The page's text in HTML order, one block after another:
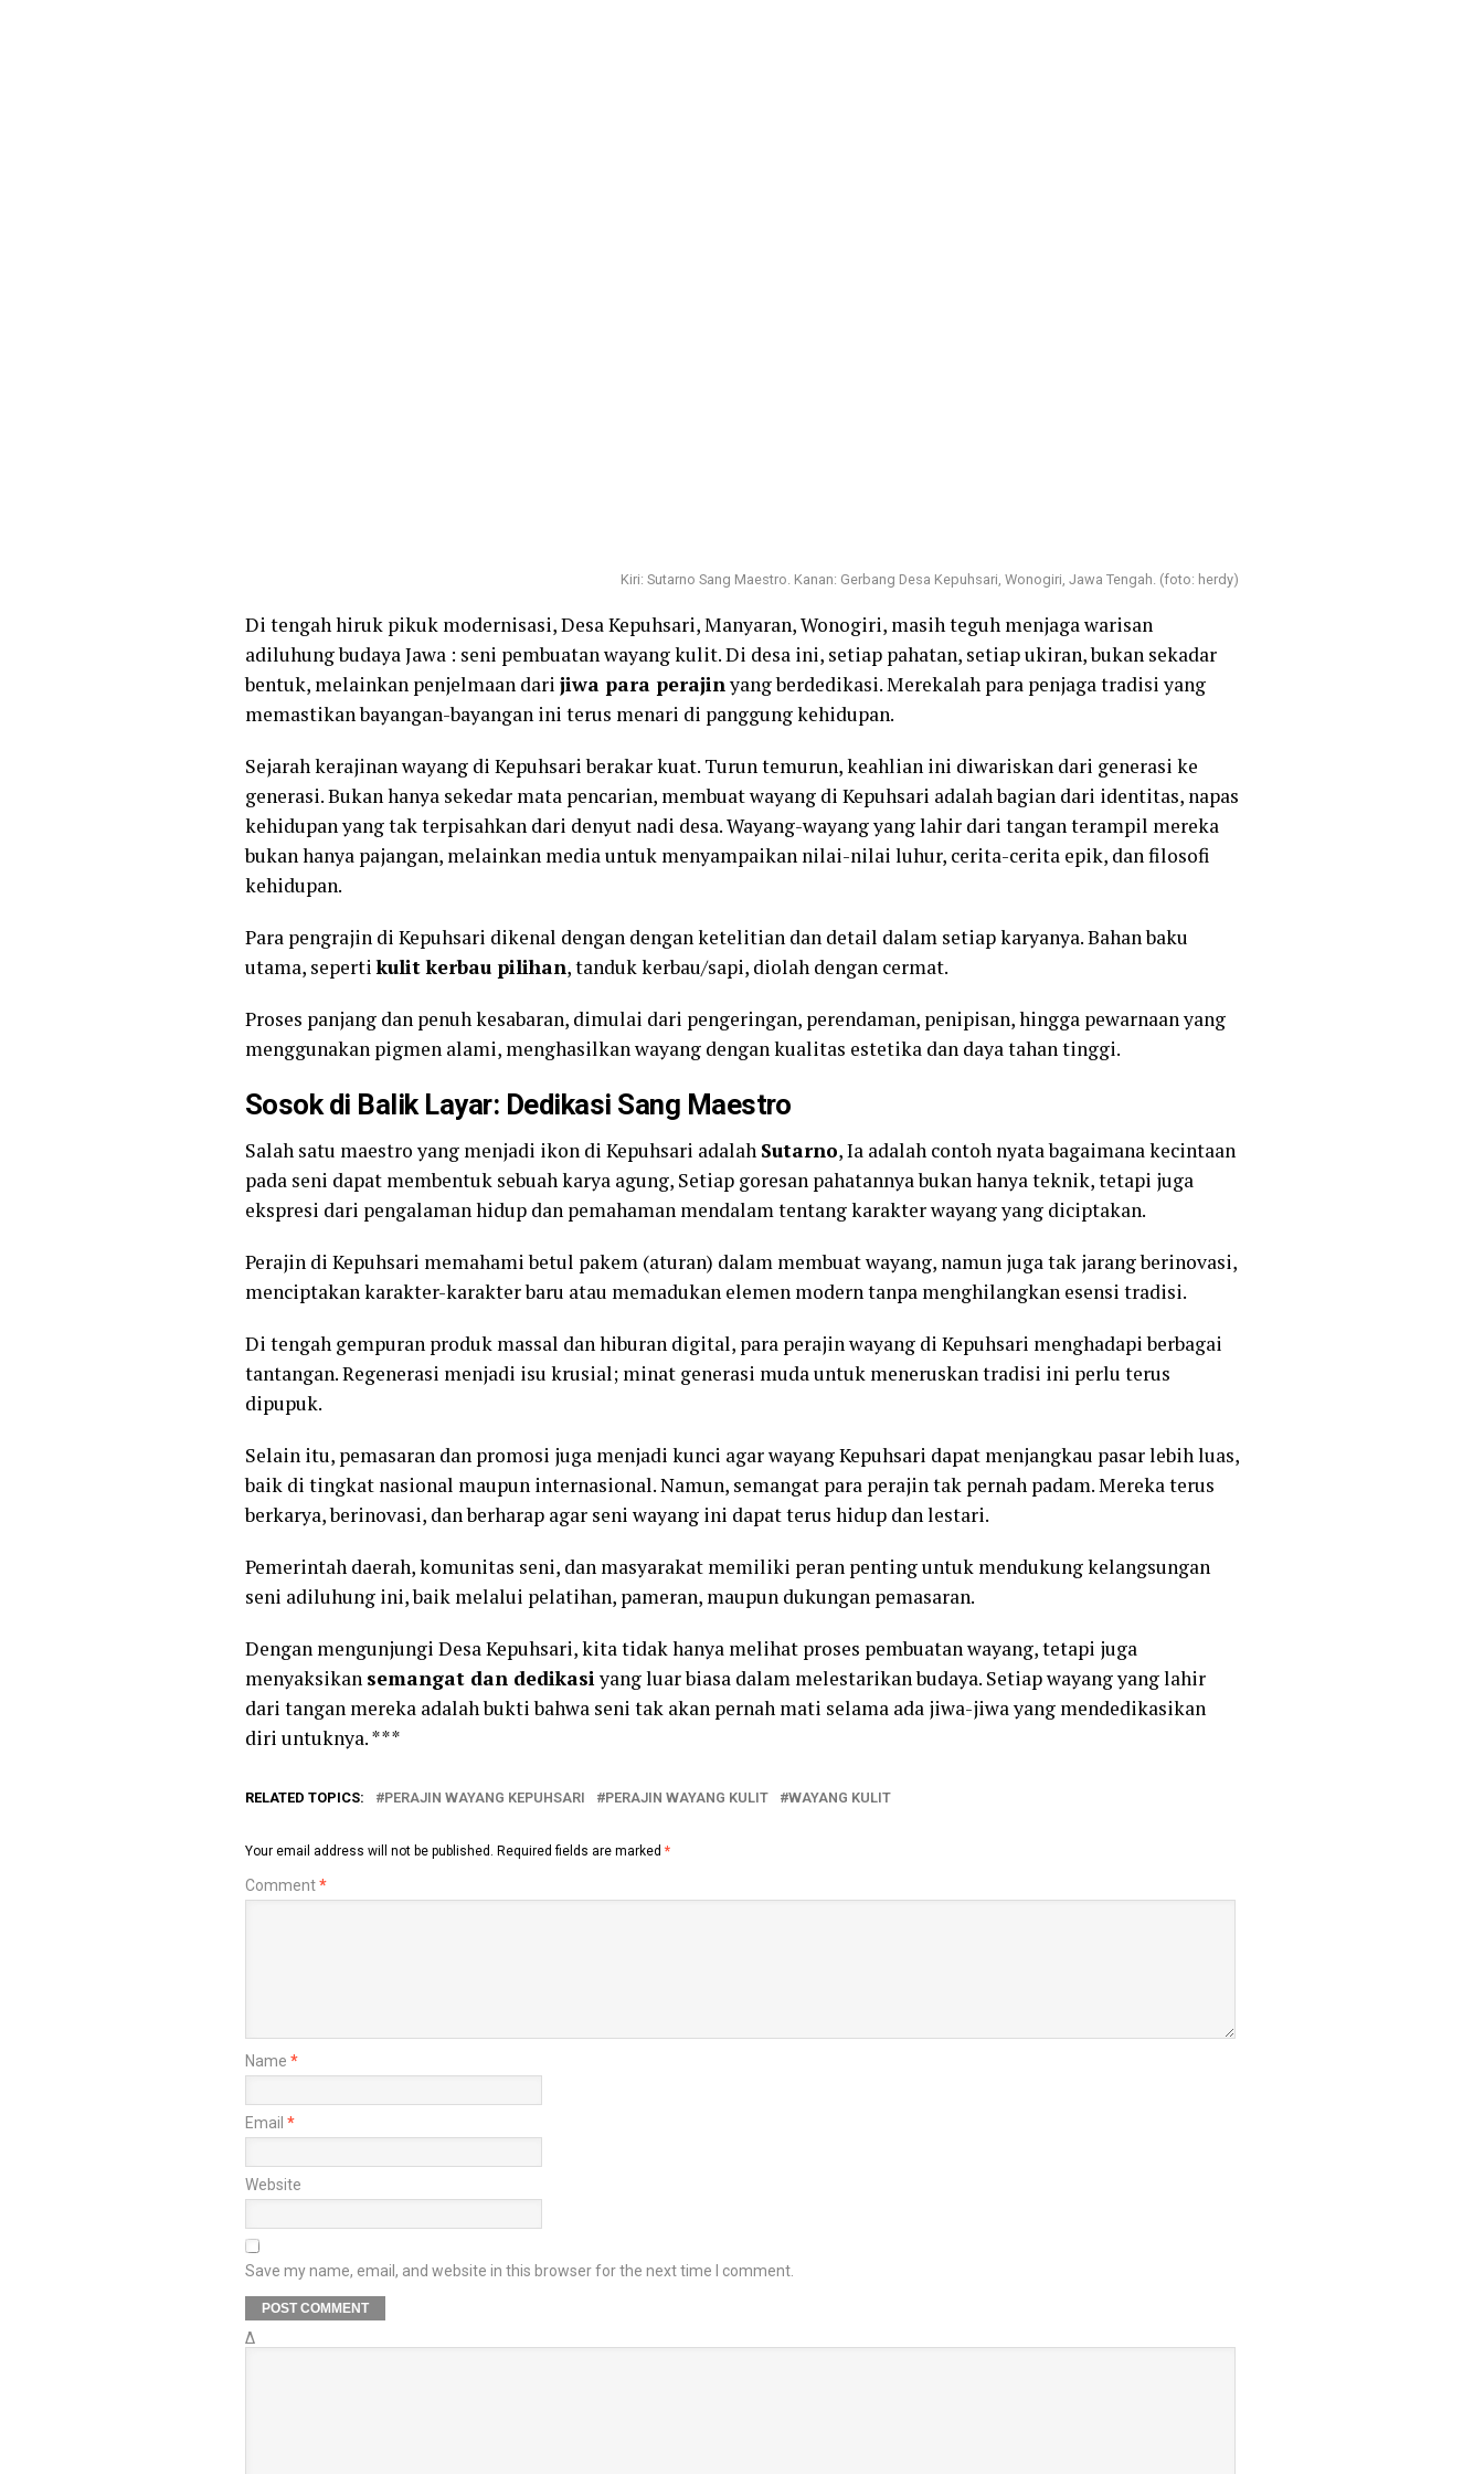
Kiri: Sutarno Sang Maestro. Kanan: Gerbang Desa Kepuhsari, Wonogiri, Jawa Tengah. (foto: herdy)
Di tengah hiruk pikuk modernisasi, Desa Kepuhsari, Manyaran, Wonogiri, masih teguh menjaga warisan
adiluhung budaya Jawa : seni pembuatan wayang kulit. Di desa ini, setiap pahatan, setiap ukiran, bukan sekadar
bentuk, melainkan penjelmaan dari jiwa para perajinyang berdedikasi. Merekalah para penjaga tradisi yang
memastikan bayangan-bayangan ini terus menari di panggung kehidupan.
Sejarah kerajinan wayang di Kepuhsari berakar kuat. Turun temurun, keahlian ini diwariskan dari generasi ke
generasi. Bukan hanya sekedar mata pencarian, membuat wayang di Kepuhsari adalah bagian dari identitas, napas
kehidupan yang tak terpisahkan dari denyut nadi desa. Wayang-wayang yang lahir dari tangan terampil mereka
bukan hanya pajangan, melainkan media untuk menyampaikan nilai-nilai luhur, cerita-cerita epik, dan filosofi
kehidupan.
Para pengrajin di Kepuhsari dikenal dengan dengan ketelitian dan detail dalam setiap karyanya. Bahan baku
utama, sepertikulit kerbau pilihan, tanduk kerbau/sapi, diolah dengan cermat.
Proses panjang dan penuh kesabaran, dimulai dari pengeringan, perendaman, penipisan, hingga pewarnaan yang
menggunakan pigmen alami, menghasilkan wayang dengan kualitas estetika dan daya tahan tinggi.
Sosok di Balik Layar: Dedikasi Sang Maestro
Salah satu maestro yang menjadi ikon di Kepuhsari adalah Sutarno, Ia adalah contoh nyata bagaimana kecintaan
pada seni dapat membentuk sebuah karya agung, Setiap goresan pahatannya bukan hanya teknik, tetapi juga
ekspresi dari pengalaman hidup dan pemahaman mendalam tentang karakter wayang yang diciptakan.
Perajin di Kepuhsari memahami betul pakem (aturan) dalam membuat wayang, namun juga tak jarang berinovasi,
menciptakan karakter-karakter baru atau memadukan elemen modern tanpa menghilangkan esensi tradisi.
Di tengah gempuran produk massal dan hiburan digital, para perajin wayang di Kepuhsari menghadapi berbagai
tantangan. Regenerasi menjadi isu krusial; minat generasi muda untuk meneruskan tradisi ini perlu terus
dipupuk.
Selain itu, pemasaran dan promosi juga menjadi kunci agar wayang Kepuhsari dapat menjangkau pasar lebih luas,
baik di tingkat nasional maupun internasional. Namun, semangat para perajin tak pernah padam. Mereka terus
berkarya, berinovasi, dan berharap agar seni wayang ini dapat terus hidup dan lestari.
Pemerintah daerah, komunitas seni, dan masyarakat memiliki peran penting untuk mendukung kelangsungan
seni adiluhung ini, baik melalui pelatihan, pameran, maupun dukungan pemasaran.
Dengan mengunjungi Desa Kepuhsari, kita tidak hanya melihat proses pembuatan wayang, tetapi juga
menyaksikan semangat dan dedikasiyang luar biasa dalam melestarikan budaya. Setiap wayang yang lahir
dari tangan mereka adalah bukti bahwa seni tak akan pernah mati selama ada jiwa-jiwa yang mendedikasikan
diri untuknya. ***
RELATED TOPICS: PERAJIN WAYANG KEPUHSARI PERAJIN WAYANG KULIT WAYANG KULIT
Your email address will not be published. Required fields are marked *
Comment*
Name *
Email *
Website
Save my name, email, and website in this browser for the next time I comment.
Δ